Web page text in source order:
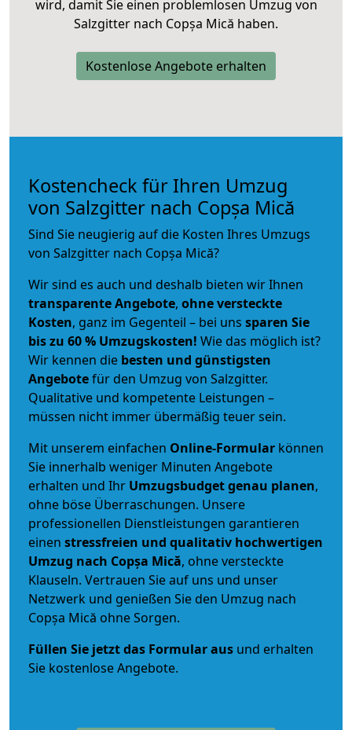
wird, damit Sie einen problemlosen Umzug von
Salzgitter nach Copșa Mică haben.
Kostenlose Angebote erhalten
Kostencheck für Ihren Umzug
von Salzgitter nach Copșa Mică
Sind Sie neugierig auf die Kosten Ihres Umzugs
von Salzgitter nach Copșa Mică?
Wir sind es auch und deshalb bieten wir Ihnen
transparente Angebote, ohne versteckte
Kosten, ganz im Gegenteil – bei uns sparen Sie
bis zu 60 % Umzugskosten! Wie das möglich ist?
Wir kennen die besten und günstigsten
Angebotefür den Umzug von Salzgitter.
Qualitative und kompetente Leistungen –
müssen nicht immer übermäßig teuer sein.
Mit unserem einfachen Online-Formular können
Sie innerhalb weniger Minuten Angebote
erhalten und Ihr Umzugsbudgetgenau planen,
ohne böse Überraschungen. Unsere
professionellen Dienstleistungen garantieren
einen stressfreien und qualitativ hochwertigen
Umzug nach Copșa Mică, ohne versteckte
Klauseln. Vertrauen Sie auf uns und unser
Netzwerk und genießen Sie den Umzug nach
Copșa Mică ohne Sorgen.
Füllen Sie jetzt das Formular aus und erhalten
Sie kostenlose Angebote.